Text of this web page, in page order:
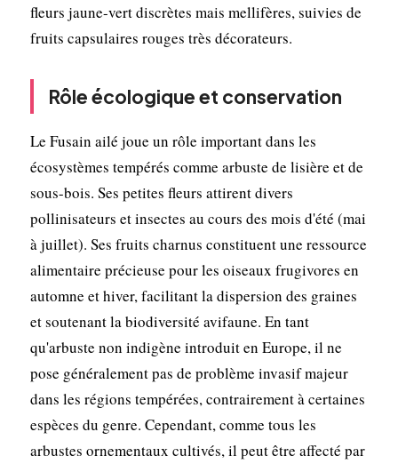
fleurs jaune-vert discrètes mais mellifères, suivies de
fruits capsulaires rouges très décorateurs.
Rôle écologique et conservation
Le Fusain ailé joue un rôle important dans les
écosystèmes tempérés comme arbuste de lisière et de
sous-bois. Ses petites fleurs attirent divers
pollinisateurs et insectes au cours des mois d'été (mai
à juillet). Ses fruits charnus constituent une ressource
alimentaire précieuse pour les oiseaux frugivores en
automne et hiver, facilitant la dispersion des graines
et soutenant la biodiversité avifaune. En tant
qu'arbuste non indigène introduit en Europe, il ne
pose généralement pas de problème invasif majeur
dans les régions tempérées, contrairement à certaines
espèces du genre. Cependant, comme tous les
arbustes ornementaux cultivés, il peut être affecté par